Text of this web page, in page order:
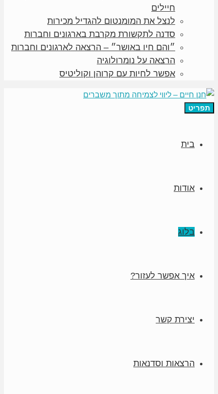
חיילים
לנצל את המומנטום להגדיל מכירות
סדנה לתקשורת מקרבת בארגונים וחברות
״והם חיו באושר״ – הרצאה לארגונים וחברות
הרצאה על נומרולוגיה
אפשר לחיות עם קרוהן וקוליטיס
תפריט
בית
אודות
בלוג
איך אפשר לעזור?
יצירת קשר
הרצאות וסדנאות